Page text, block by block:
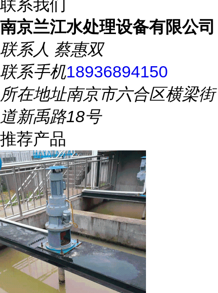
联系我们
南京兰江水处理设备有限公司
联系人 蔡惠双
联系手机18936894150
所在地址南京市六合区横梁街
道新禹路18号
推荐产品